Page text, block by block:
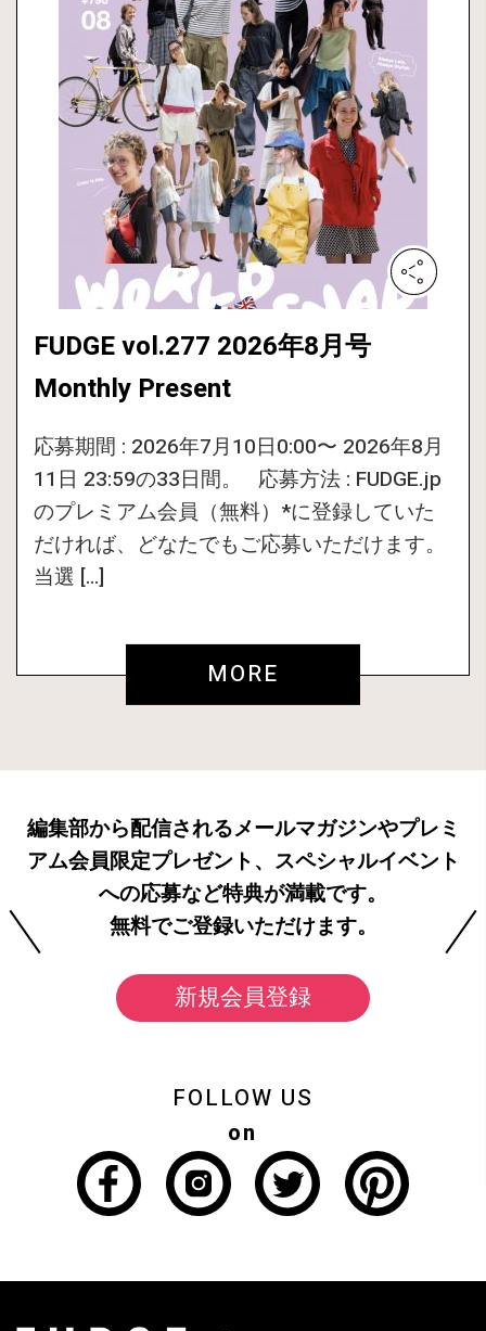
FUDGE vol.277 2026年8月号
Monthly Present
応募期間 : 2026年7月10日0:00〜 2026年8月
11日 23:59の33日間。 応募方法 : FUDGE.jp
のプレミアム会員（無料）*に登録していた
だければ、どなたでもご応募いただけます。
当選 […]
MORE
編集部から配信されるメールマガジンやプレミ
アム会員限定プレゼント、スペシャルイベント
への応募など特典が満載です。
無料でご登録いただけます。
新規会員登録
FOLLOW US
on